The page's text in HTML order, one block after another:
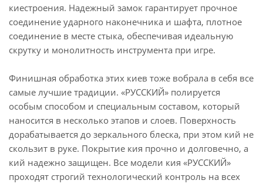
киестроения. Надежный замок гарантирует прочное
соединение ударного наконечника и шафта, плотное
соединение в месте стыка, обеспечивая идеальную
скрутку и монолитность инструмента при игре.
Финишная обработка этих киев тоже вобрала в себя все
самые лучшие традиции. «РУССКИЙ» полируется
особым способом и специальным составом, который
наносится в несколько этапов и слоев. Поверхность
дорабатывается до зеркального блеска, при этом кий не
скользит в руке. Покрытие кия прочно и долговечно, а
кий надежно защищен. Все модели кия «РУССКИЙ»
проходят строгий технологический контроль на всех